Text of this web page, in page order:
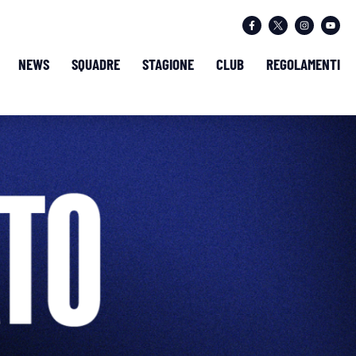
NEWS SQUADRE STAGIONE CLUB REGOLAMENTI